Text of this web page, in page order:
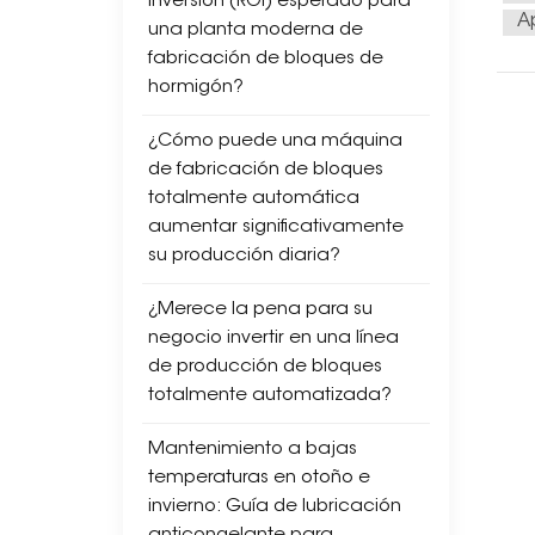
una planta moderna de
fabricación de bloques de
hormigón?
¿Cómo puede una máquina
de fabricación de bloques
totalmente automática
aumentar significativamente
su producción diaria?
¿Merece la pena para su
negocio invertir en una línea
de producción de bloques
totalmente automatizada?
Mantenimiento a bajas
temperaturas en otoño e
invierno: Guía de lubricación